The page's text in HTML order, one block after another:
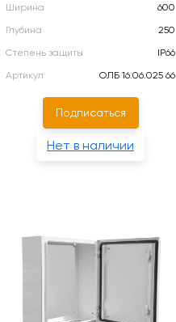
Ширина
600
Глубина
250
Степень защиты
IP66
Артикул
ОЛБ 16.06.025 66
Подписаться
Нет в наличии